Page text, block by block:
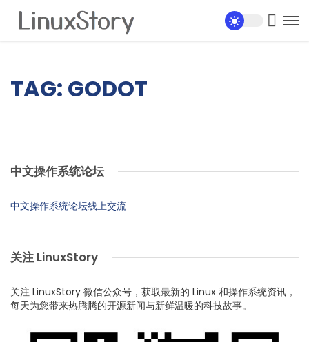
TAG: GODOT
中文操作系统论坛
中文操作系统论坛线上交流
关注 LinuxStory
关注 LinuxStory 微信公众号，获取最新的 Linux 和操作系统资讯，
每天为您带来热腾腾的开源新闻与新鲜温暖的科技故事。